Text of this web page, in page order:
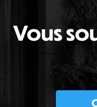
Vous